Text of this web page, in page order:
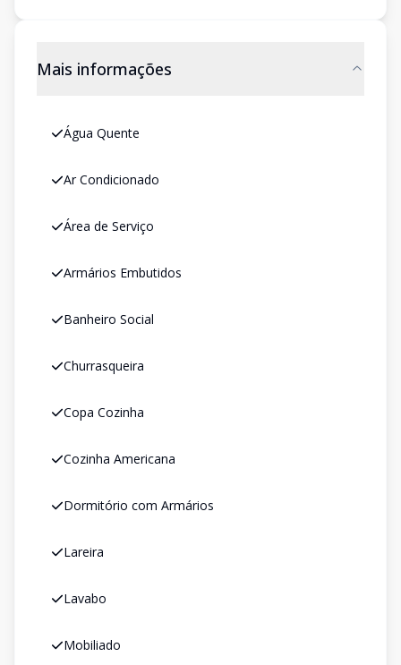
Mais informações
Água Quente
Ar Condicionado
Área de Serviço
Armários Embutidos
Banheiro Social
Churrasqueira
Copa Cozinha
Cozinha Americana
Dormitório com Armários
Lareira
Lavabo
Mobiliado